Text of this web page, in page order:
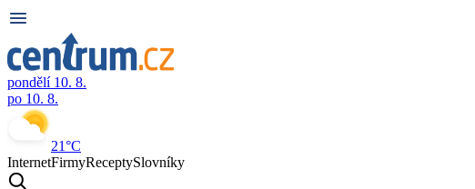
pondělí 10. 8.
po 10. 8.
21°C
InternetFirmyReceptySlovníky